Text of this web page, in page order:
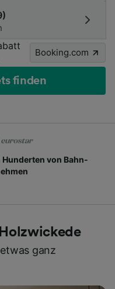
Booking.com
finden
Hunderten von Bahn-
ganz